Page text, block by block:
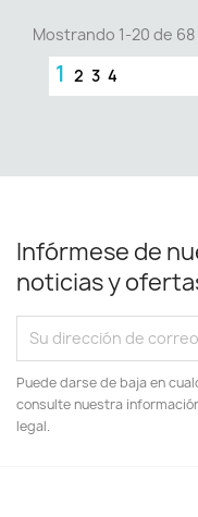
Mostrando 1-20 de
1 2 3 4
Infórmese de
noticias y
Puede darse de baja en
consulte nuestra
legal.